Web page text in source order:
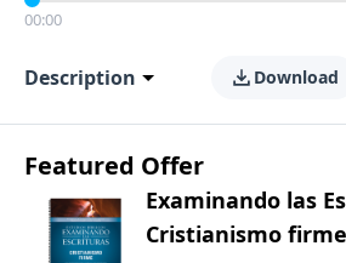
00:00
Description Download
Featured Offer
Examinando las
Cristianismo firme